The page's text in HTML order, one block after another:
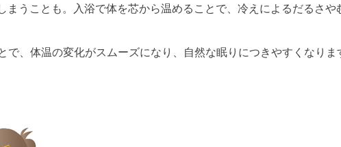
まうことも。入浴で体を芯から温めることで、冷えによるだるさや
で、体温の変化がスムーズになり、自然な眠りにつきやすくなりま